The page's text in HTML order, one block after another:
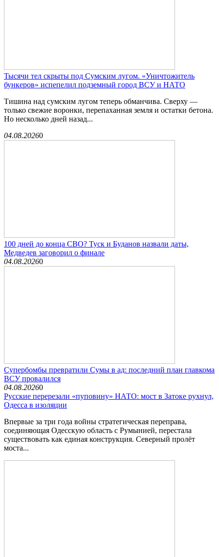
Тысячи тел скрыты под Сумским лугом. «Уничтожитель
бункеров» испепелил подземный город ВСУ и НАТО
Тишина над сумским лугом теперь обманчива. Сверху —
только свежие воронки, перепаханная земля и остатки бетона.
Но несколько дней назад...
04.08.20260
100 дней до конца СВО? Туск и Буданов назвали даты,
Медведев заговорил о финале
04.08.20260
Супербомбы превратили Сумы в ад: последний план главкома
ВСУ провалился
04.08.20260
Русские перерезали «пуповину» НАТО: мост в Затоке рухнул,
Одесса в изоляции
Впервые за три года войны стратегическая переправа,
соединяющая Одесскую область с Румынией, перестала
существовать как единая конструкция. Северный пролёт
моста...